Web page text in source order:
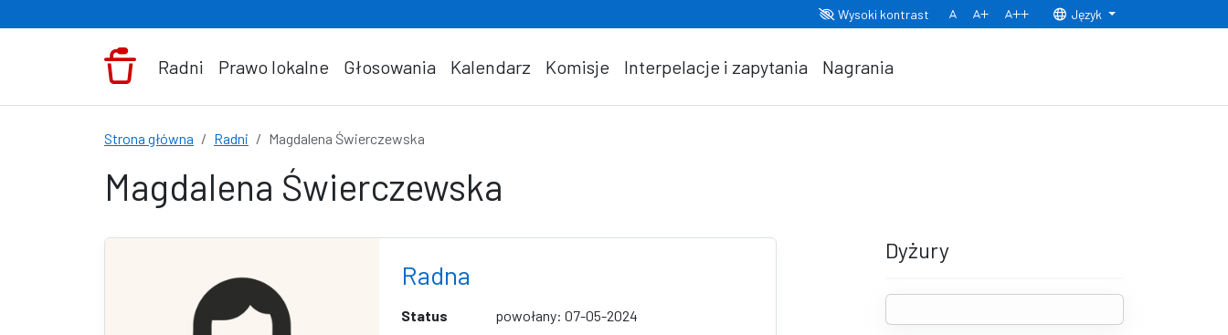
Wysoki kontrast
Normalny rozmiar czcionki
Rozmiar czcionki 150% Rozmiar czcionki 200%
Język
Radni Prawo lokalne Głosowania Kalendarz Komisje Interpelacje i zapytania Nagrania
Strona główna Radni Magdalena Świerczewska
Magdalena Świerczewska
Radna
Status
powołany: 07-05-2024
Dyżury